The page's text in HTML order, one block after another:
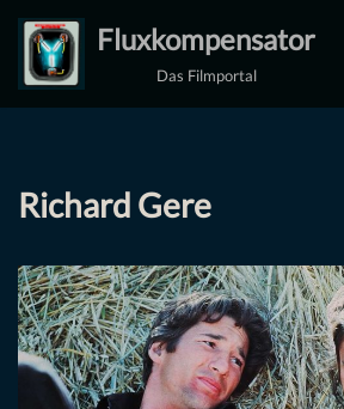
Zum
Inhalt
Fluxkompensator
Das Filmportal
Richard Gere